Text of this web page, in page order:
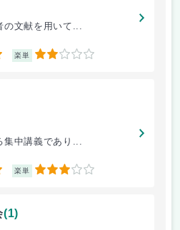
の文献を用いて...
楽単 2
集中講義であり...
楽単 3
(1)